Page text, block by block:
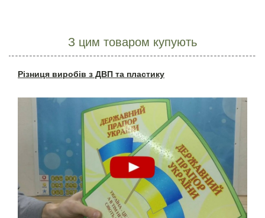
З цим товаром купують
Різниця виробів з ДВП та пластику